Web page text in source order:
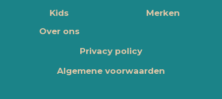
Kids
Merken
Over ons
Privacy policy
Algemene voorwaarden